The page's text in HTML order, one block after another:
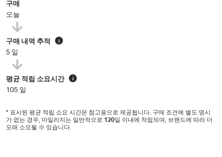
구매
오늘
구매 내역 추적 i
5 일
평균 적립 소요시간 i
105 일
* 표시된 평균 적립 소요 시간은 참고용으로 제공됩니다. 구매 조건에 별도 명시
가 없는 경우, 마일리지는 일반적으로 120일 이내에 적립되며, 브랜드에 따라 더
오래 소요될 수 있습니다.